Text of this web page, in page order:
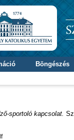
Böngészés
sportoló kapcsolat.